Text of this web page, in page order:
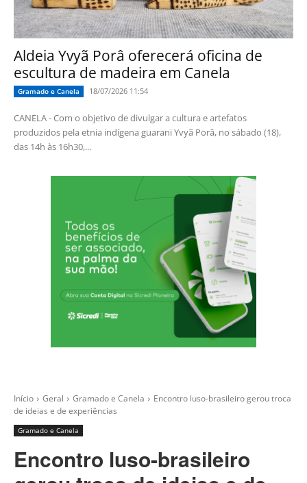
Aldeia Yvyã Porâ oferecerá oficina de
escultura de madeira em Canela
Gramado e Canela 18/07/2026 11:54
CANELA - Com o objetivo de divulgar a cultura e artefatos
produzidos pela etnia indígena guarani Yvyã Porâ, no sábado (18),
das 14h às 16h30,...